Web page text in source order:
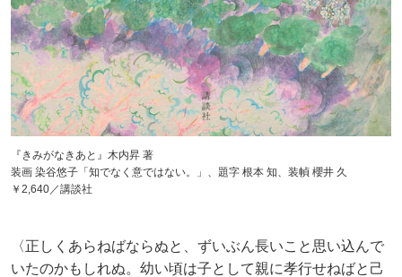
『きみがなきあと』木内昇 著
装画 染谷悠子「知でなく意ではない。」、題字 根本 知、装幀 櫻井 久
￥2,640／講談社
〈正しくあらねばならぬと、ずいぶん長いこと思い込んで
いたのかもしれぬ。幼い頃は子として親に孝行せねばと己